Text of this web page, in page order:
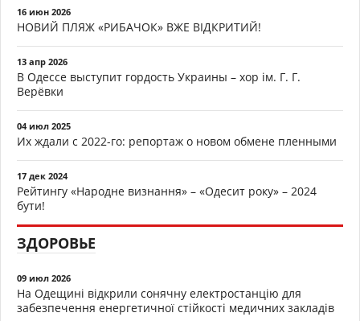
16 июн 2026
НОВИЙ ПЛЯЖ «РИБАЧОК» ВЖЕ ВІДКРИТИЙ!
13 апр 2026
В Одессе выступит гордость Украины – хор ім. Г. Г.
Верёвки
04 июл 2025
Их ждали с 2022-го: репортаж о новом обмене пленными
17 дек 2024
Рейтингу «Народне визнання» – «Одесит року» – 2024
бути!
ЗДОРОВЬЕ
09 июл 2026
На Одещині відкрили сонячну електростанцію для
забезпечення енергетичної стійкості медичних закладів